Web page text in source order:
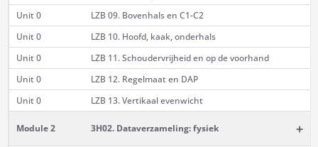
Unit 0
LZB 09. Bovenhals en C1-C2
Unit 0
LZB 10. Hoofd, kaak, onderhals
Unit 0
LZB 11. Schoudervrijheid en op de voorhand
Unit 0
LZB 12. Regelmaat en DAP
Unit 0
LZB 13. Vertikaal evenwicht
Module 2 3H02. Dataverzameling: fysiek +